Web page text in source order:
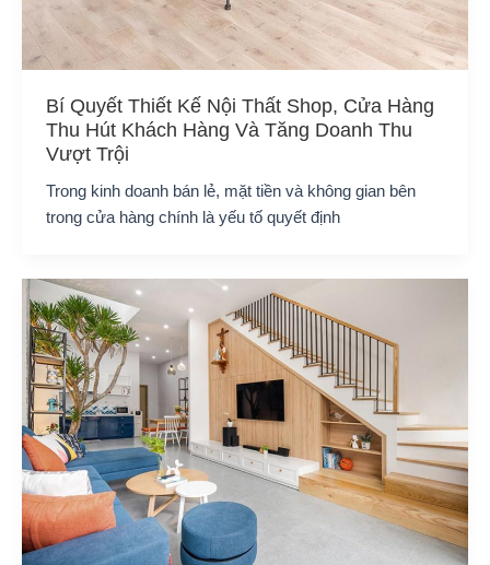
Bí Quyết Thiết Kế Nội Thất Shop, Cửa Hàng
Thu Hút Khách Hàng Và Tăng Doanh Thu
Vượt Trội
Trong kinh doanh bán lẻ, mặt tiền và không gian bên
trong cửa hàng chính là yếu tố quyết định